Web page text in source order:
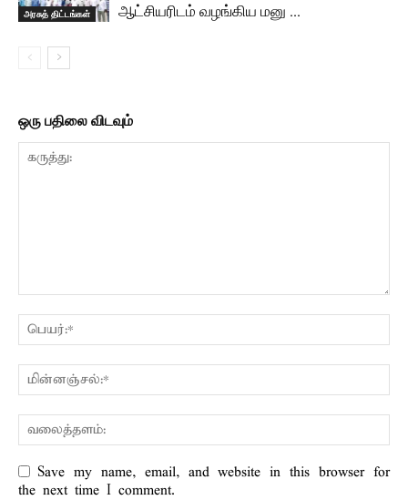
அரசுத் திட்டங்கள்
ஆட்சியரிடம் வழங்கிய மனு …
ஒரு பதிலை விடவும்
Save my name, email, and website in this browser for
the next time I comment.